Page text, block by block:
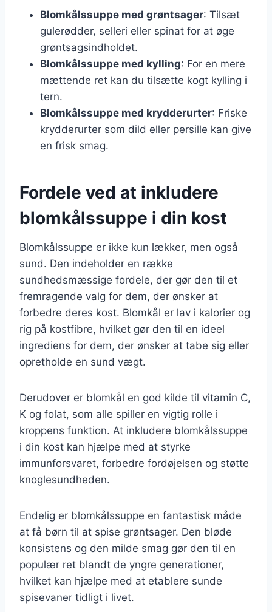
Blomkålssuppe med grøntsager: Tilsæt
gulerødder, selleri eller spinat for at øge
grøntsagsindholdet.
Blomkålssuppe med kylling: For en mere
mættende ret kan du tilsætte kogt kylling i
tern.
Blomkålssuppe med krydderurter: Friske
krydderurter som dild eller persille kan give
en frisk smag.
Fordele ved at inkludere
blomkålssuppe i din kost
Blomkålssuppe er ikke kun lækker, men også
sund. Den indeholder en række
sundhedsmæssige fordele, der gør den til et
fremragende valg for dem, der ønsker at
forbedre deres kost. Blomkål er lav i kalorier og
rig på kostfibre, hvilket gør den til en ideel
ingrediens for dem, der ønsker at tabe sig eller
opretholde en sund vægt.
Derudover er blomkål en god kilde til vitamin C,
K og folat, som alle spiller en vigtig rolle i
kroppens funktion. At inkludere blomkålssuppe
i din kost kan hjælpe med at styrke
immunforsvaret, forbedre fordøjelsen og støtte
knoglesundheden.
Endelig er blomkålssuppe en fantastisk måde
at få børn til at spise grøntsager. Den bløde
konsistens og den milde smag gør den til en
populær ret blandt de yngre generationer,
hvilket kan hjælpe med at etablere sunde
spisevaner tidligt i livet.